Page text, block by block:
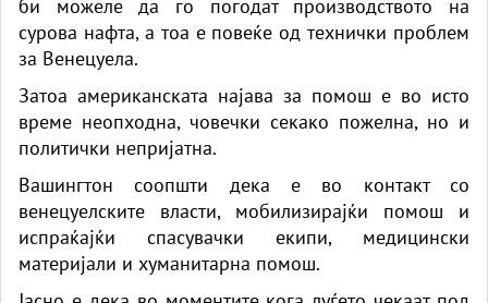
би можеле да го погодат производството на
сурова нафта, а тоа е повеќе од технички проблем
за Венецуела.
Затоа американската најава за помош е во исто
време неопходна, човечки секако пожелна, но и
политички непријатна.
Вашингтон соопшти дека е во контакт со
венецуелските власти, мобилизирајќи помош и
испраќајќи спасувачки екипи, медицински
материјали и хуманитарна помош.